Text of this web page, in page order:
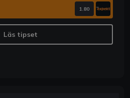
1.80
Läs tipset